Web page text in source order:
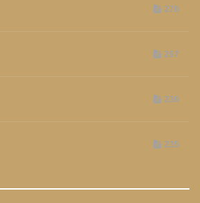
276
267
236
235